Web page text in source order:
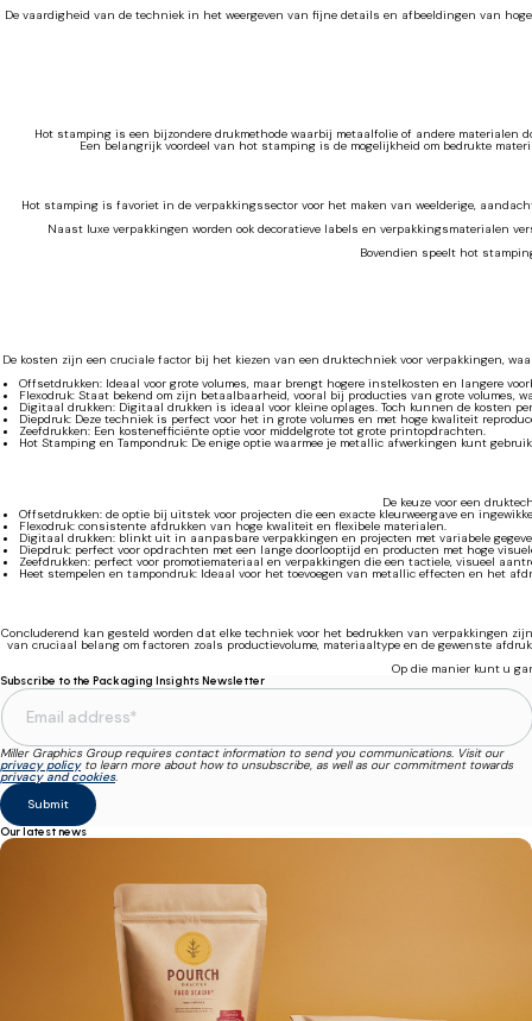
De vaardigheid van de techniek in het weergeven van fijne details en afbeeldingen van
Hot stamping is een bijzondere drukmethode waarbij metaalfolie of andere materialen
Een belangrijk voordeel van hot stamping is de mogelijkheid om bedrukte
Hot stamping is favoriet in de verpakkingssector voor het maken van weelderige,
Naast luxe verpakkingen worden ook decoratieve labels en verpakkingsmaterialen
Bovendien speelt hot
De kosten zijn een cruciale factor bij het kiezen van een druktechniek voor verpakkingen,
Offsetdrukken: Ideaal voor grote volumes, maar brengt hogere instelkosten en langere
Flexodruk: Staat bekend om zijn betaalbaarheid, vooral bij producties van grote volumes,
Digitaal drukken: Digitaal drukken is ideaal voor kleine oplages. Toch kunnen de kosten
Diepdruk: Deze techniek is perfect voor het in grote volumes en met hoge kwaliteit
Zeefdrukken: Een kostenefficiënte optie voor middelgrote tot grote printopdrachten.
Hot Stamping en Tampondruk: De enige optie waarmee je metallic afwerkingen kunt
De keuze voor een
Offsetdrukken: de optie bij uitstek voor projecten die een exacte kleurweergave en
Flexodruk: consistente afdrukken van hoge kwaliteit en flexibele materialen.
Digitaal drukken: blinkt uit in aanpasbare verpakkingen en projecten met variabele
Diepdruk: perfect voor opdrachten met een lange doorlooptijd en producten met hoge
Zeefdrukken: perfect voor promotiemateriaal en verpakkingen die een tactiele, visueel
Heet stempelen en tampondruk: Ideaal voor het toevoegen van metallic effecten en het
Concluderend kan gesteld worden dat elke techniek voor het bedrukken van verpakkingen
van cruciaal belang om factoren zoals productievolume, materiaaltype en de gewenste
Op die manier kunt u
Subscribe to the Packaging Insights Newsletter
Miller Graphics Group requires contact information to send you communications. Visit our
privacy policyto learn more about how to unsubscribe, as well as our commitment towards
privacy and cookies.
Our latest news